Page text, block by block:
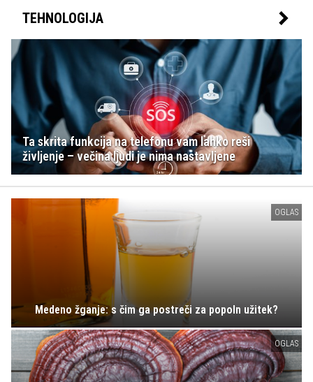
TEHNOLOGIJA
Ta skrita funkcija na telefonu vam lahko reši
življenje – večina ljudi je nima nastavljene
OGLAS
Medeno žganje: s čim ga postreči za popoln užitek?
OGLAS